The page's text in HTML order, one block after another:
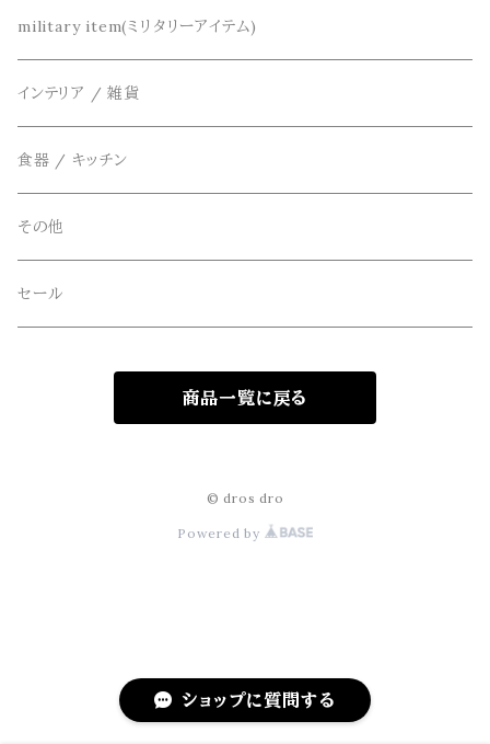
ショップに質問する
DETAIL(ディティール)
THE FLAVOR DESIGN(ザ フレーバーデザイン)
FOB FACTORY(エフオービーファクトリー)
Four Seasons Garage(FSG)
freewaters(フリーウォータース)
GLOMA NAUTICA(グローマノーティカ)
KIKKERLAND(キッカーランド)
鞄
リメイク
アクセサリー
military item(ミリタリーアイテム)
インテリア / 雑貨
食器 / キッチン
その他
セール
商品一覧に戻る
© dros dro
Powered by